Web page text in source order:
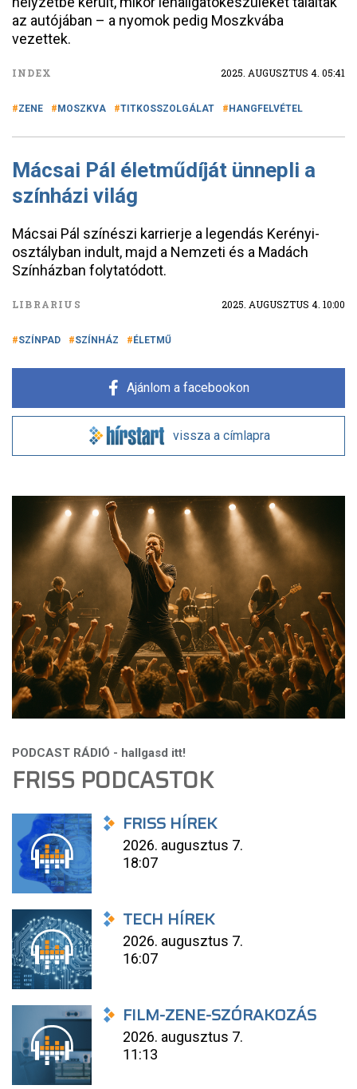
az autójában – a nyomok pedig Moszkvába
vezettek.
INDEX 2025. AUGUSZTUS 4. 05:41
ZENE MOSZKVA TITKOSSZOLGÁLAT HANGFELVÉTEL
Mácsai Pál életműdíját ünnepli a
színházi világ
Mácsai Pál színészi karrierje a legendás Kerényi-
osztályban indult, majd a Nemzeti és a Madách
Színházban folytatódott.
LIBRARIUS 2025. AUGUSZTUS 4. 10:00
SZÍNPAD SZÍNHÁZ ÉLETMŰ
Ajánlom a facebookon
vissza a címlapra
FRISS PODCASTOK
FRISS HÍREK
2026. augusztus 7.
18:07
TECH HÍREK
2026. augusztus 7.
16:07
FILM-ZENE-SZÓRAKOZÁS
2026. augusztus 7.
11:13